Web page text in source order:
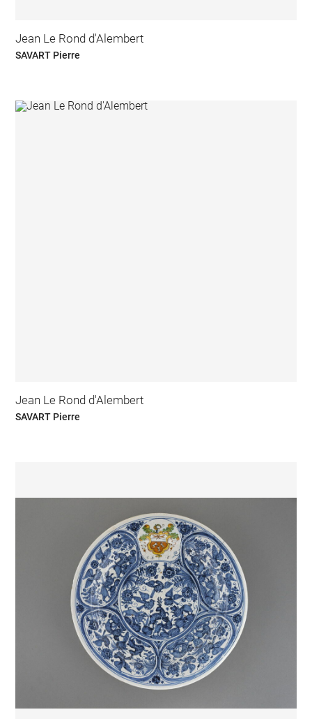
Jean Le Rond d'Alembert
SAVART Pierre
Jean Le Rond d'Alembert
SAVART Pierre